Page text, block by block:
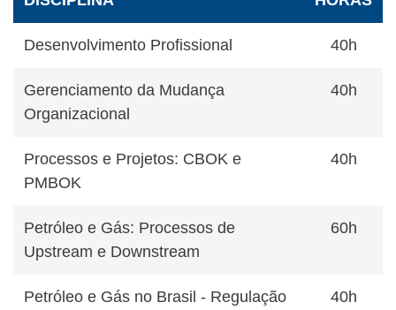
Desenvolvimento Profissional 40h
Gerenciamento da Mudança
Organizacional
40h
Processos e Projetos: CBOK e
PMBOK
40h
Petróleo e Gás: Processos de
Upstream e Downstream
60h
Petróleo e Gás no Brasil - Regulação
40h